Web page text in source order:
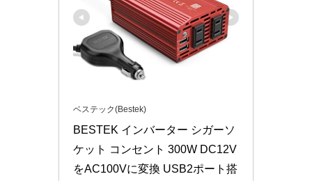
ベステック(Bestek)
BESTEK インバーター シガーソ
ケット コンセント 300W DC12V
をAC100Vに変換 USB2ポート搭